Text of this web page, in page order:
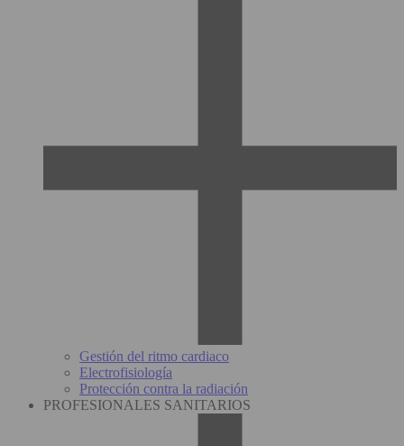
Gestión del ritmo cardiaco
Electrofisiología
Protección contra la radiación
PROFESIONALES SANITARIOS